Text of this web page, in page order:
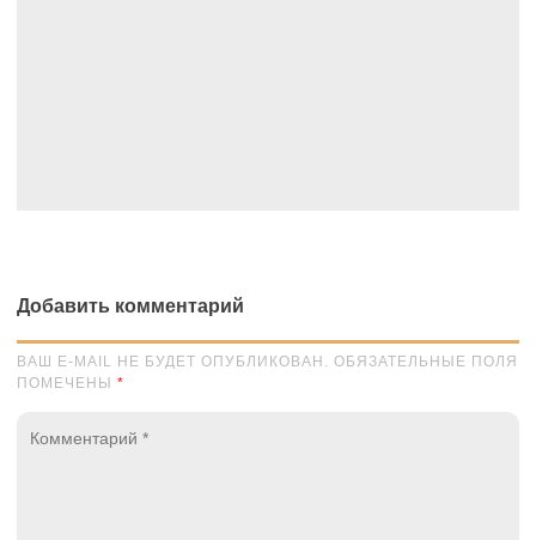
Добавить комментарий
ВАШ E-MAIL НЕ БУДЕТ ОПУБЛИКОВАН. ОБЯЗАТЕЛЬНЫЕ ПОЛЯ
ПОМЕЧЕНЫ *